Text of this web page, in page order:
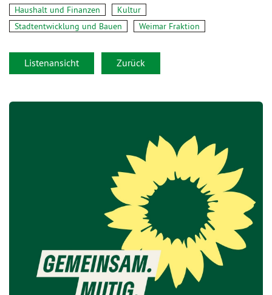
Haushalt und Finanzen
Kultur
Stadtentwicklung und Bauen
Weimar Fraktion
Listenansicht Zurück